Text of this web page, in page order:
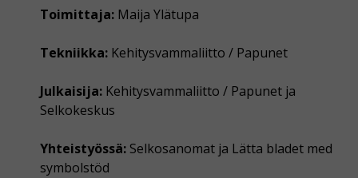
Toimittaja: Maija Ylätupa
Tekniikka: Kehitysvammaliitto / Papunet
Julkaisija: Kehitysvammaliitto / Papunet ja
Selkokeskus
Yhteistyössä: Selkosanomat ja Lätta bladet med
symbolstöd